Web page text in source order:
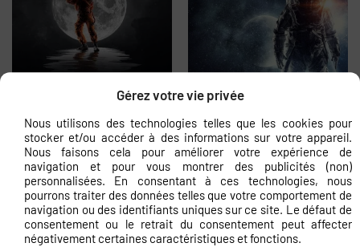
Gérez votre vie privée
Nous utilisons des technologies telles que les cookies pour
stocker et/ou accéder à des informations sur votre appareil.
Nous faisons cela pour améliorer votre expérience de
navigation et pour vous montrer des publicités (non)
personnalisées. En consentant à ces technologies, nous
pourrons traiter des données telles que votre comportement de
navigation ou des identifiants uniques sur ce site. Le défaut de
consentement ou le retrait du consentement peut affecter
négativement certaines caractéristiques et fonctions.
Peinture murale Astronaute
€11.83
Peinture murale Astronaute dans
€
11.83